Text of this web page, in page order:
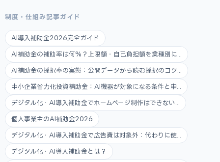
制度・仕組み記事ガイド
AI導入補助金2026完全ガイド
AI補助金の補助率は何%？上限額・自己負担額を業種別に...
AI補助金の採択率の実態：公開データから読む採択のコツ...
中小企業省力化投資補助金：AI機器が対象になる条件と申...
デジタル化・AI導入補助金でホームページ制作はできない...
個人事業主のAI補助金2026
デジタル化・AI導入補助金で広告費は対象外：代わりに使...
デジタル化・AI導入補助金とは？